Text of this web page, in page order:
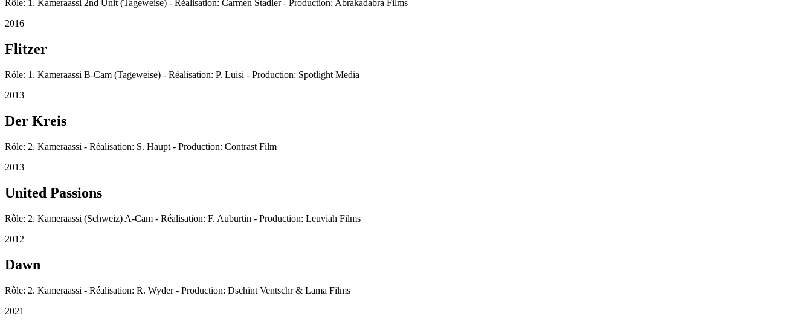
Rôle: 1. Kameraassi 2nd Unit (Tageweise) - Réalisation: Carmen Stadler - Production: Abrakadabra Films
2016
Flitzer
Rôle: 1. Kameraassi B-Cam (Tageweise) - Réalisation: P. Luisi - Production: Spotlight Media
2013
Der Kreis
Rôle: 2. Kameraassi - Réalisation: S. Haupt - Production: Contrast Film
2013
United Passions
Rôle: 2. Kameraassi (Schweiz) A-Cam - Réalisation: F. Auburtin - Production: Leuviah Films
2012
Dawn
Rôle: 2. Kameraassi - Réalisation: R. Wyder - Production: Dschint Ventschr & Lama Films
2021